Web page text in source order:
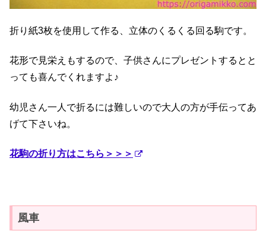
折り紙3枚を使用して作る、立体のくるくる回る駒です。
花形で見栄えもするので、子供さんにプレゼントするとと
っても喜んでくれますよ♪
幼児さん一人で折るには難しいので大人の方が手伝ってあ
げて下さいね。
花駒の折り方はこちら＞＞＞
風車